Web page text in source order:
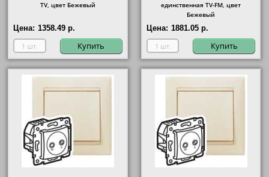
ТV, цвет Бежевый
Цена: 1358.49 р.
Купить
единственная ТV-FМ, цвет
Бежевый
Цена: 1881.05 р.
Купить